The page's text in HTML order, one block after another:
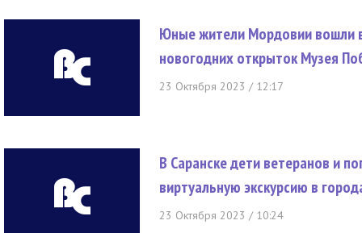
Юные жители Мордовии вошли
новогодних открыток Музея
23 Октября 2023 / 12:17
В Саранске дети ветеранов и
виртуальную экскурсию в
23 Октября 2023 / 10:24